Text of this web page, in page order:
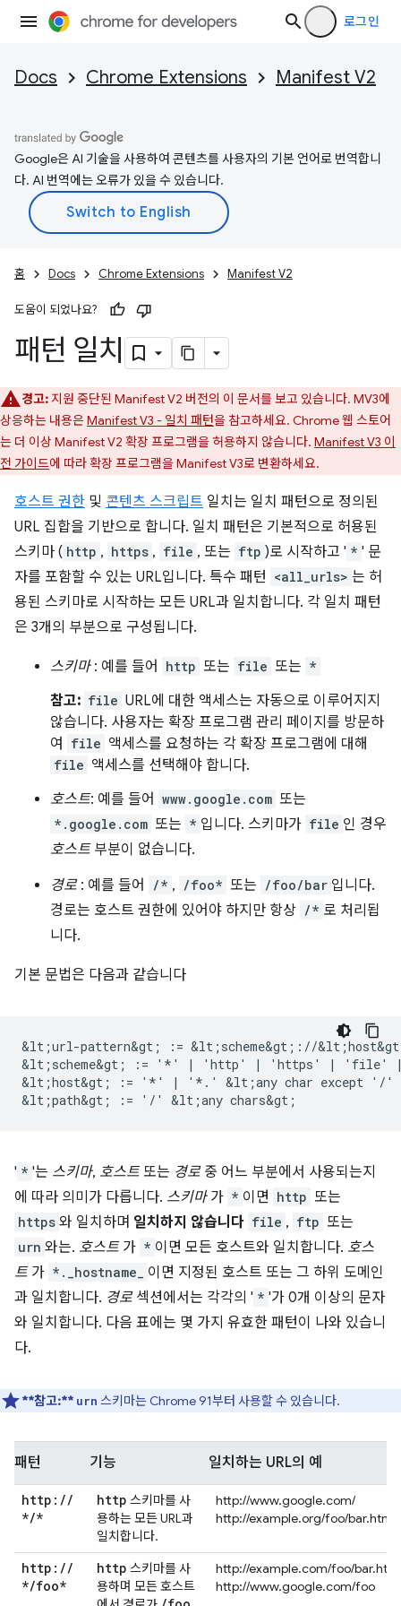
로그인
Docs Chrome Extensions Manifest V2
Google은 AI 기술을 사용하여 콘텐츠를 사용자의 기본 언어로 번역합니
다. AI 번역에는 오류가 있을 수 있습니다.
홈 Docs Chrome Extensions Manifest V2
도움이 되었나요?
패턴 일치
경고:지원 중단된 Manifest V2 버전의 이 문서를 보고 있습니다. MV3에
상응하는 내용은Manifest V3 - 일치 패턴을 참고하세요. Chrome 웹 스토어
는 더 이상 Manifest V2 확장 프로그램을 허용하지 않습니다. Manifest V3 이
전 가이드에 따라 확장 프로그램을 Manifest V3로 변환하세요.
호스트 권한 및 콘텐츠 스크립트 일치는 일치 패턴으로 정의된
URL 집합을 기반으로 합니다. 일치 패턴은 기본적으로 허용된
스키마 ( http , https , file , 또는 ftp )로 시작하고 ' * ' 문
자를 포함할 수 있는 URL입니다. 특수 패턴 <all_urls> 는 허
용된 스키마로 시작하는 모든 URL과 일치합니다. 각 일치 패턴
은 3개의 부분으로 구성됩니다.
스키마: 예를 들어 http 또는 file 또는 *
참고: file URL에 대한 액세스는 자동으로 이루어지지
않습니다. 사용자는 확장 프로그램 관리 페이지를 방문하
여
file 액세스를 요청하는 각 확장 프로그램에 대해
file 액세스를 선택해야 합니다.
호스트: 예를 들어 www.google.com 또는
*.google.com 또는 * 입니다. 스키마가 file 인 경우
호스트부분이 없습니다.
경로: 예를 들어 /* , /foo* 또는 /foo/bar 입니다.
경로는 호스트 권한에 있어야 하지만 항상 /* 로 처리됩
니다.
기본 문법은 다음과 같습니다
&lt;url-pattern&gt; := &lt;scheme&gt;://
&lt;scheme&gt; := '*' | 'http' | 'https' |
&lt;host&gt; := '*' | '*.' &lt;any char except '/'
' * '는 스키마, 호스트또는 경로중 어느 부분에서 사용되는지
에 따라 의미가 다릅니다. 스키마가 * 이면 http 또는
https 와 일치하며 일치하지 않습니다 file , ftp 또는
urn 와는. 호스트가 * 이면 모든 호스트와 일치합니다. 호스
트가 *._hostname_
이면 지정된 호스트 또는 그 하위 도메인
과 일치합니다. 경로섹션에서는 각각의 ' * '가 0개 이상의 문자
와 일치합니다. 다음 표에는 몇 가지 유효한 패턴이 나와 있습니
다.
**참고:** urn 스키마는 Chrome 91부터 사용할 수 있습니다.
패턴 기능 일치하는 URL의 예
http: //
*/*
http 스키마를 사
용하는 모든 URL과
일치합니다.
http://www.google.com/
http://example.org/foo/bar.html
http: //
*/foo*
http 스키마를 사
용하며 모든 호스트
http://example.com/foo/bar.html
http://www.google.com/foo